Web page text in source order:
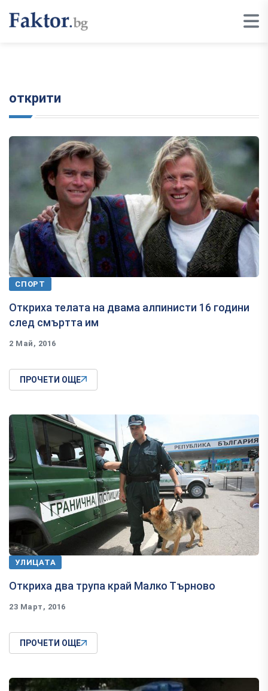
открити
СПОРТ
Откриха телата на двама алпинисти 16 години
след смъртта им
2 Май, 2016
ПРОЧЕТИ ОЩЕ
УЛИЦАТА
Откриха два трупа край Малко Търново
23 Март, 2016
ПРОЧЕТИ ОЩЕ